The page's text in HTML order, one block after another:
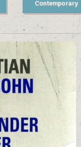
Contemporary